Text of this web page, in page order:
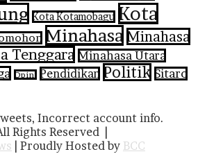
Kota Kotamobagu Kota
Minahasa Minahasa
Tenggara Minahasa Utara
Opini Pendidikan Politik Sitaro
Incorrect account info.
Rights Reserved |
| Proudly Hosted by BCC